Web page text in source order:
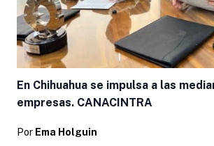
En Chihuahua se impulsa a las
empresas. CANACINTRA
Por Ema Holguin